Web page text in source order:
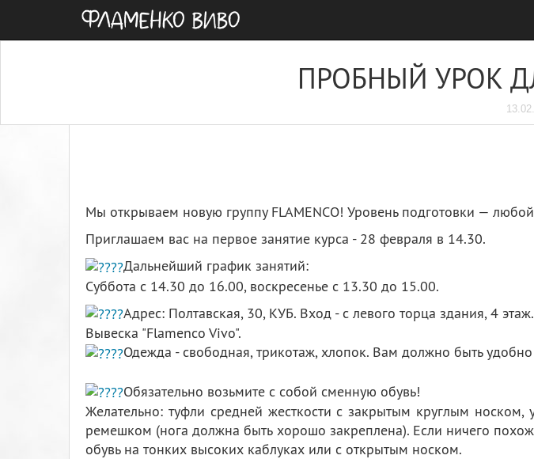
ПРОБНЫЙ УРОК
Мы открываем новую группу FLAMENCO! Уровень подготовки —
Приглашаем вас на первое занятие курса - 28 февраля в 14.30.
Дальнейший график занятий:
Суббота с 14.30 до 16.00, воскресенье с 13.30 до 15.00.
Адрес: Полтавская, 30, КУБ. Вход - с левого торца здания, 4 этаж.
Вывеска "Flamenco Vivo".
Одежда - свободная, трикотаж, хлопок. Вам должно быть удобно
Обязательно возьмите с собой сменную обувь!
Желательно: туфли средней жесткости с закрытым круглым
ремешком (нога должна быть хорошо закреплена). Если ничего
обувь на тонких высоких каблуках или с открытым носком.